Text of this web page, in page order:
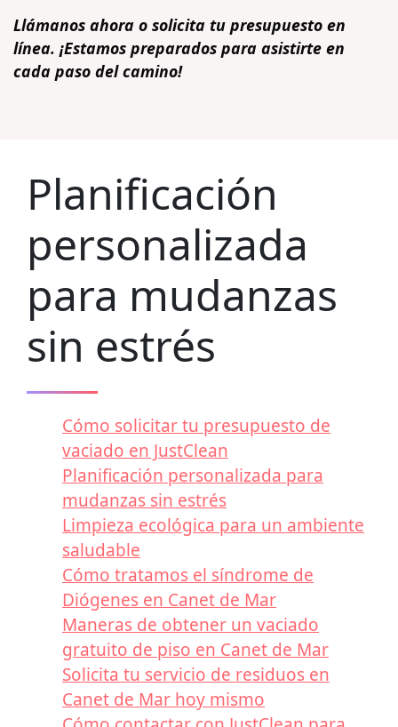
Llámanos ahora o solicita tu presupuesto en
línea. ¡Estamos preparados para asistirte en
cada paso del camino!
Planificación
personalizada
para mudanzas
sin estrés
Cómo solicitar tu presupuesto de
vaciado en JustClean
Planificación personalizada para
mudanzas sin estrés
Limpieza ecológica para un ambiente
saludable
Cómo tratamos el síndrome de
Diógenes en Canet de Mar
Maneras de obtener un vaciado
gratuito de piso en Canet de Mar
Solicita tu servicio de residuos en
Canet de Mar hoy mismo